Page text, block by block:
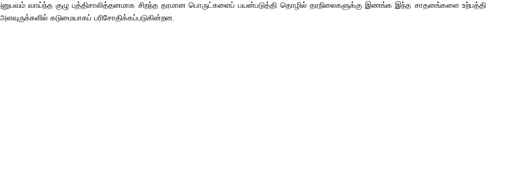
வாய்ந்த குழு புத்திசாலித்தனமாக சிறந்த தரமான பொருட்களைப் பயன்படுத்தி தொழில் தரநிலைகளுக்கு இணங்க இந்த சாதனங்களை உற்பத்தி
கடுமையாகப் பரிசோதிக்கப்படுகின்றன.